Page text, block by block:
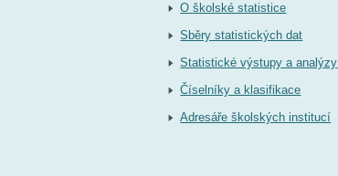
O školské statistice
Sběry statistických dat
Statistické výstupy a analýzy
Číselníky a klasifikace
Adresáře školských institucí